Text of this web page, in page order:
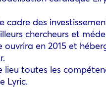
des
chercheurs et
en 2015 et
toutes les
Lyric.